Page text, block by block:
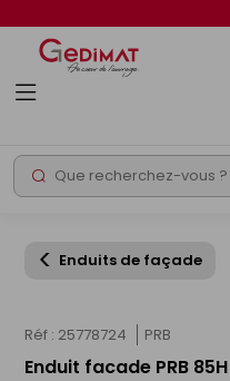
Rechercher
Enduits de façade
Réf : 25778724 PRB
Enduit facade PRB